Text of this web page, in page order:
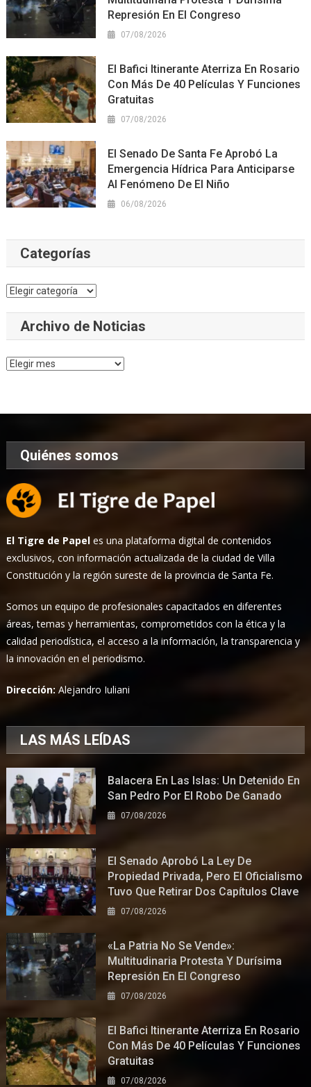
Represión En El Congreso
07/08/2026
El Bafici Itinerante Aterriza En Rosario
Con Más De 40 Películas Y Funciones
Gratuitas
07/08/2026
El Senado De Santa Fe Aprobó La
Emergencia Hídrica Para Anticiparse
Al Fenómeno De El Niño
06/08/2026
Categorías
Categorías
Archivo de Noticias
Archivo
Quiénes somos
El Tigre de Papel es una plataforma digital de contenidos
exclusivos, con información actualizada de la ciudad de Villa
Constitución y la región sureste de la provincia de Santa Fe.
Somos un equipo de profesionales capacitados en diferentes
áreas, temas y herramientas, comprometidos con la ética y la
calidad periodística, el acceso a la información, la transparencia y
la innovación en el periodismo.
Dirección:Alejandro Iuliani
LAS MÁS LEÍDAS
Balacera En Las Islas: Un Detenido En
San Pedro Por El Robo De Ganado
07/08/2026
El Senado Aprobó La Ley De
Propiedad Privada, Pero El Oficialismo
Tuvo Que Retirar Dos Capítulos Clave
07/08/2026
«La Patria No Se Vende»:
Multitudinaria Protesta Y Durísima
Represión En El Congreso
07/08/2026
El Bafici Itinerante Aterriza En Rosario
Con Más De 40 Películas Y Funciones
Gratuitas
07/08/2026